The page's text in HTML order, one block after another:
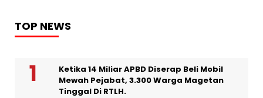
TOP NEWS
Ketika 14 Miliar APBD Diserap Beli Mobil
Mewah Pejabat, 3.300 Warga Magetan
Tinggal Di RTLH.